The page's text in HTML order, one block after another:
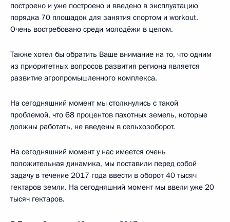
построено и уже построено и введено в эксплуатацию
порядка 70 площадок для занятия спортом и workout.
Очень востребовано среди молодёжи в целом.
Также хотел бы обратить Ваше внимание на то, что одним
из приоритетных вопросов развития региона является
развитие агропромышленного комплекса.
На сегодняшний момент мы столкнулись с такой
проблемой, что 68 процентов пахотных земель, которые
должны работать, не введены в сельхозоборот.
На сегодняшний момент у нас имеется очень
положительная динамика, мы поставили перед собой
задачу в течение 2017 года ввести в оборот 40 тысяч
гектаров земли. На сегодняшний момент мы ввели уже 20
тысяч гектаров.